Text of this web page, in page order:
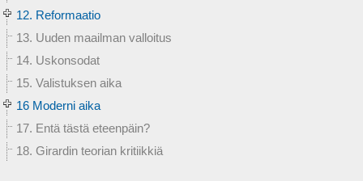
12. Reformaatio
13. Uuden maailman valloitus
14. Uskonsodat
15. Valistuksen aika
16 Moderni aika
17. Entä tästä eteenpäin?
18. Girardin teorian kritiikkiä